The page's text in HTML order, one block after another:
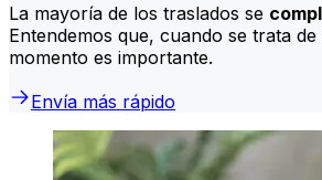
La mayoría de los traslados se
Entendemos que, cuando se trata
momento es importante.
Envía más rápido